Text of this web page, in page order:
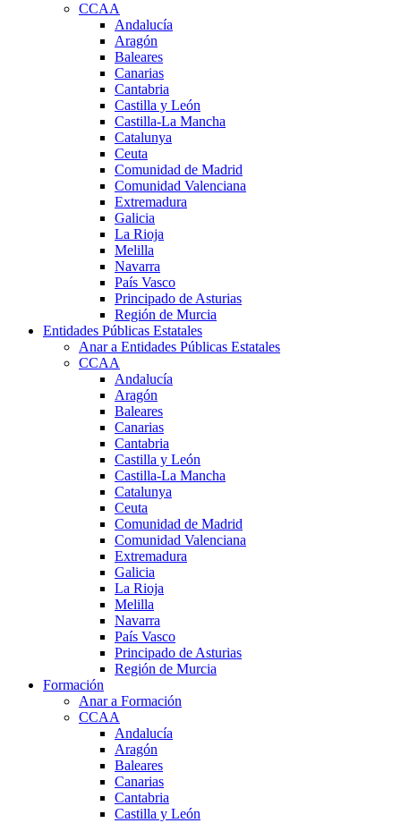
CCAA
Andalucía
Aragón
Baleares
Canarias
Cantabria
Castilla y León
Castilla-La Mancha
Catalunya
Ceuta
Comunidad de Madrid
Comunidad Valenciana
Extremadura
Galicia
La Rioja
Melilla
Navarra
País Vasco
Principado de Asturias
Región de Murcia
Entidades Públicas Estatales
Anar a Entidades Públicas Estatales
CCAA
Andalucía
Aragón
Baleares
Canarias
Cantabria
Castilla y León
Castilla-La Mancha
Catalunya
Ceuta
Comunidad de Madrid
Comunidad Valenciana
Extremadura
Galicia
La Rioja
Melilla
Navarra
País Vasco
Principado de Asturias
Región de Murcia
Formación
Anar a Formación
CCAA
Andalucía
Aragón
Baleares
Canarias
Cantabria
Castilla y León